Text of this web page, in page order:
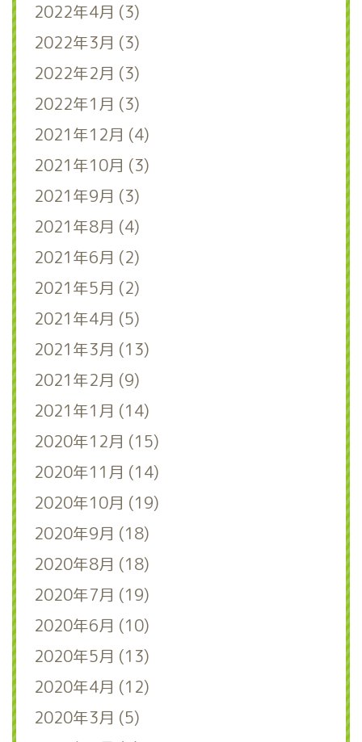
2022年4月 (3)
2022年3月 (3)
2022年2月 (3)
2022年1月 (3)
2021年12月 (4)
2021年10月 (3)
2021年9月 (3)
2021年8月 (4)
2021年6月 (2)
2021年5月 (2)
2021年4月 (5)
2021年3月 (13)
2021年2月 (9)
2021年1月 (14)
2020年12月 (15)
2020年11月 (14)
2020年10月 (19)
2020年9月 (18)
2020年8月 (18)
2020年7月 (19)
2020年6月 (10)
2020年5月 (13)
2020年4月 (12)
2020年3月 (5)